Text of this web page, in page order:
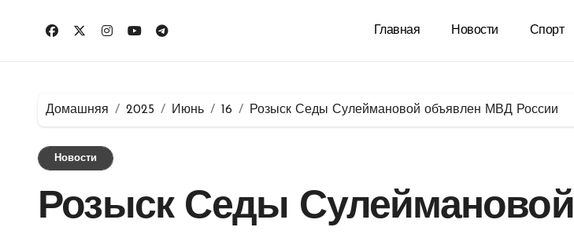
Главная Новости Спорт
Домашняя 2025 Июнь 16 Розыск Седы Сулеймановой объявлен МВД России
Новости
Розыск Седы Сулеймановой